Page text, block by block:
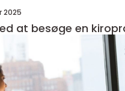
2025
at besøge en